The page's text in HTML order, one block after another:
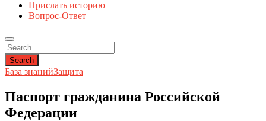
Прислать историю
Вопрос-Ответ
Search
База знанийЗащита
Паспорт гражданина Российской
Федерации